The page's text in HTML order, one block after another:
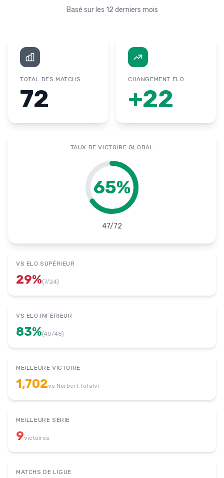
Basé sur les 12 derniers mois
TOTAL DES MATCHS
72
CHANGEMENT ELO
+22
TAUX DE VICTOIRE GLOBAL
65%
47/72
VS ELO SUPÉRIEUR
29%(7/24)
VS ELO INFÉRIEUR
83%(40/48)
MEILLEURE VICTOIRE
1,702vs Norbert Tofalvi
MEILLEURE SÉRIE
9victoires
MATCHS DE LIGUE